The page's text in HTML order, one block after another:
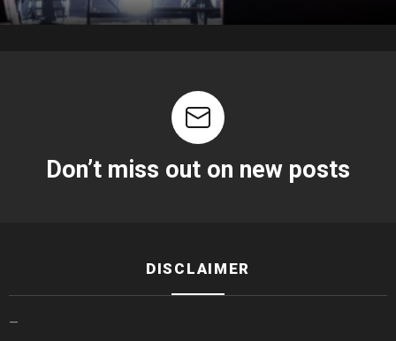
Don’t miss out on new posts
DISCLAIMER
—